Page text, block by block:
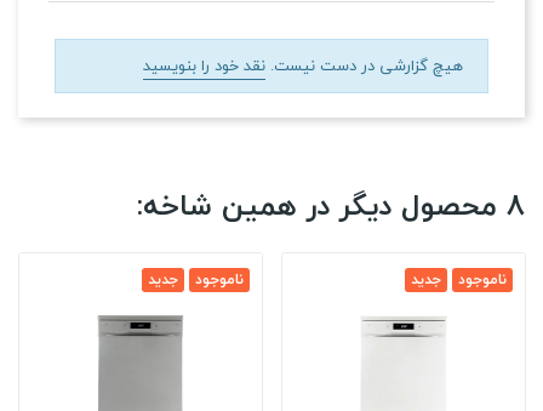
هیچ گزارشی در دست نیست. نقد خود را بنویسید
8 محصول دیگر در همین شاخه:
جدید ناموجود جدید ناموجود